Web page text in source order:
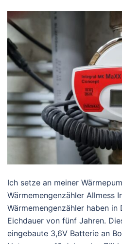
Ich setze an meiner
Wärmemengenzähler Allmess
Wärmemengenzähler haben in
Eichdauer von fünf Jahren.
eingebaute 3,6V Batterie an